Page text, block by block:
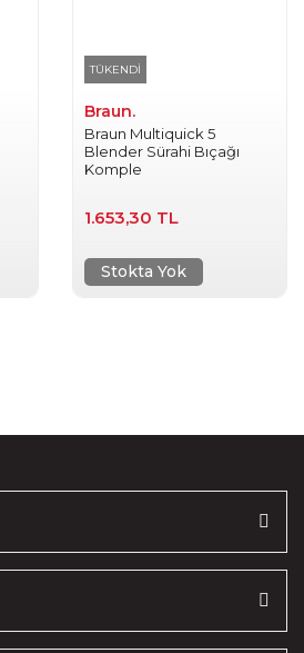
TÜKENDİ
Braun.
Braun Multiquick 5
Blender Sürahi Bıçağı
Komple
1.653,30 TL
Stokta Yok